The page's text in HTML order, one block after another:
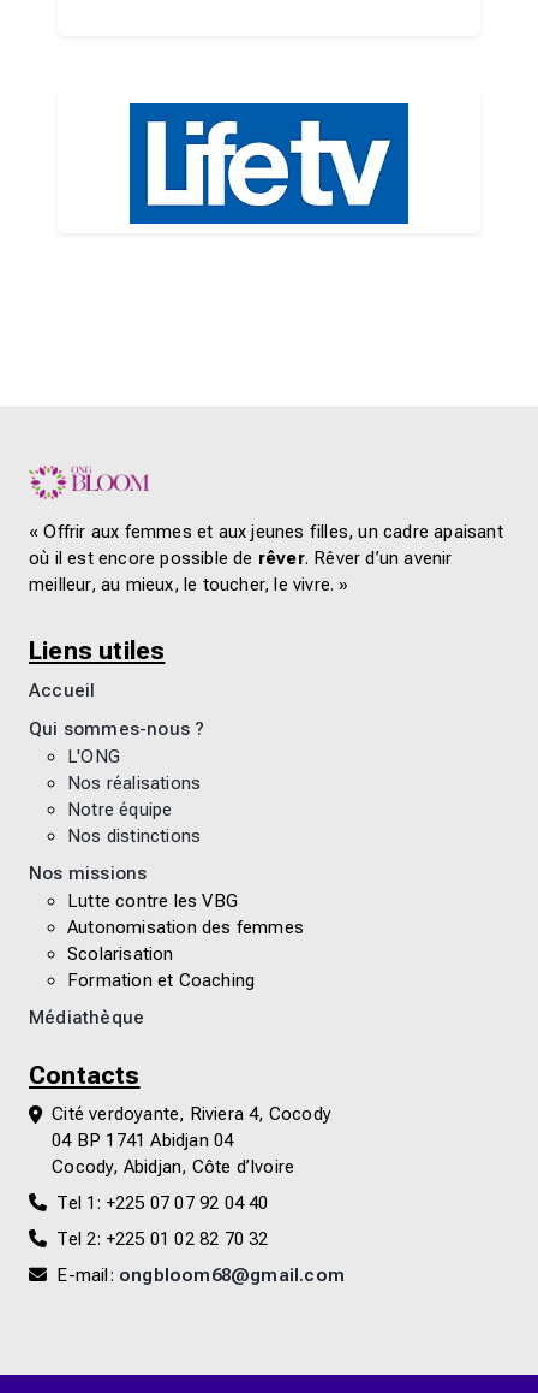
« Offrir aux femmes et aux jeunes filles, un cadre apaisant
où il est encore possible de rêver. Rêver d’un avenir
meilleur, au mieux, le toucher, le vivre. »
Liens utiles
Accueil
Qui sommes-nous ?
L'ONG
Nos réalisations
Notre équipe
Nos distinctions
Nos missions
Lutte contre les VBG
Autonomisation des femmes
Scolarisation
Formation et Coaching
Médiathèque
Contacts
Cité verdoyante, Riviera 4, Cocody
04 BP 1741 Abidjan 04
Cocody, Abidjan, Côte d’Ivoire
Tel 1: +225 07 07 92 04 40
Tel 2: +225 01 02 82 70 32
E-mail: ongbloom68@gmail.com